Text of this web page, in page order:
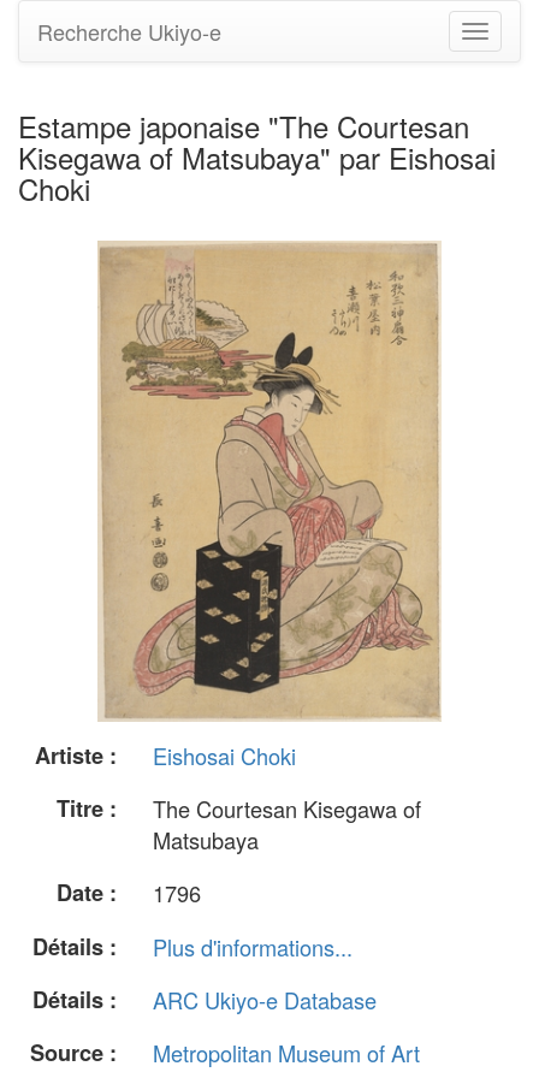
Basculer
la
Recherche Ukiyo-e
Estampe japonaise "The Courtesan
Kisegawa of Matsubaya" par Eishosai
Choki
Artiste :
Eishosai Choki
Titre :
The Courtesan Kisegawa of
Matsubaya
Date :
1796
Détails :
Plus d'informations...
Détails :
ARC Ukiyo-e Database
Source :
Metropolitan Museum of Art